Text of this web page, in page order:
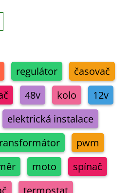
regulátor
časovač
48v kolo
12v
elektrická instalace
pwm
moto
spínač
termostat